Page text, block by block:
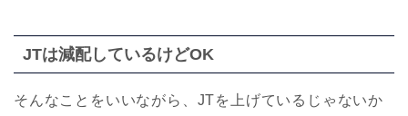
JTは減配しているけどOK
そんなことをいいながら、JTを上げているじゃないか